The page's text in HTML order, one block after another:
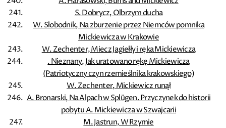
S. Dobrycz, Olbrzym ducha
W. Słobodnik, Na zburzenie przez Niemców pomnika
Mickiewicza w Krakowie
W. Zechenter, Miecz Jagiełły i ręka Mickiewicza
. Nieznany, Jak uratowano rękę Mickiewicza
(Patriotyczny czyn rzemieślnika krakowskiego)
W. Zechenter, Mickiewicz runął
A. Bronarski, Na Alpach w Splügen. Przyczynek do historii
pobytu A. Mickiewicza w Szwajcarii
M. Jastrun, W Rzymie